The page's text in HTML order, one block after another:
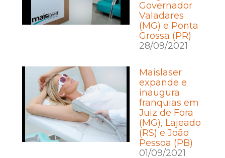
Governador
Valadares
(MG) e Ponta
Grossa (PR)
28/09/2021
Maislaser
expande e
inaugura
franquias em
Juiz de Fora
(MG), Lajeado
(RS) e João
Pessoa (PB)
01/09/2021